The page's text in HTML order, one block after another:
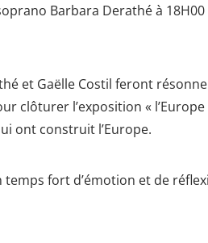
Barbara Derathé à
et Gaëlle Costil feront
clôturer l’exposition «
ont construit l’Europe.
temps fort d’émotion et de